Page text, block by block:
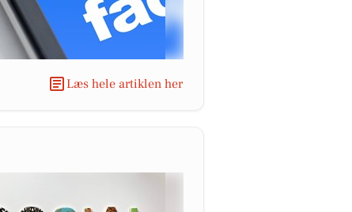
Læs hele artiklen her